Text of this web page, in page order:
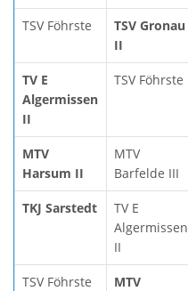
TSV Föhrste
TSV Gronau
II
TV E
Algermissen
II
TSV Föhrste
MTV
Harsum II
MTV
Barfelde III
TKJ Sarstedt
TV E
Algermissen
II
TSV Föhrste
MTV